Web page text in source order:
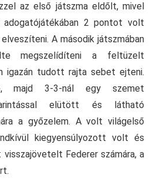
az első játszma eldőlt, mivel
2 pontot volt
A második játszmában
megszelídíteni a feltüzelt
igazán tudott rajta sebet ejteni.
majd 3-3-nál egy szemet
elütött és látható
a győzelem. A volt világelső
kiegyensúlyozott volt és
Federer számára, a